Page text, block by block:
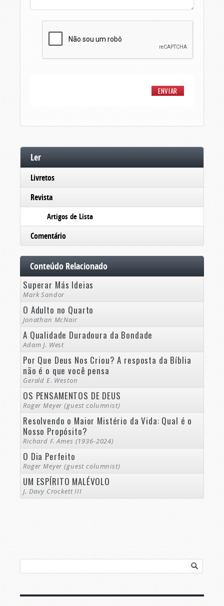
Ler
Livretos
Revista
Artigos de Lista
Comentário
Conteúdo Relacionado
Superar Más Ideias
Mark Sandor
O Adulto no Quarto
Jonathan McNair
A Qualidade Duradoura da Bondade
Adam J. West
Por Que Deus Nos Criou? A resposta da Bíblia
não é o que você pensa
Gerald E. Weston
OS PENSAMENTOS DE DEUS
Roger Meyer (guest columnist)
Resolvendo o Maior Mistério da Vida: Qual é o
Nosso Propósito?
Richard F. Ames (1936-2024)
O Dia Perfeito
Roger Meyer (guest columnist)
UM ESPÍRITO MALÉVOLO
J. Davy Crockett III